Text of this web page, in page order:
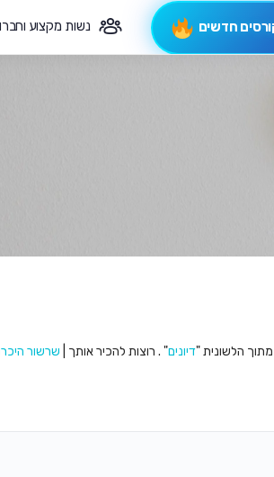
חדשים נשות מקצוע
הלשונית "דיונים" . רוצות להכיר אותך | שרשור